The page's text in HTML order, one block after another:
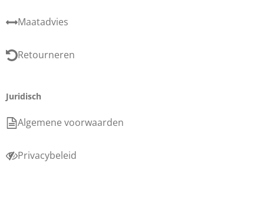
Maatadvies
Retourneren
Juridisch
Algemene voorwaarden
Privacybeleid